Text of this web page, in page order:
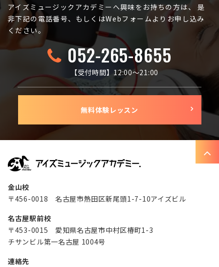
アイズミュージックアカデミーへ興味をお持ちの方は、
是
非下記の電話番号、もしくはWebフォームよりお申し込み
ください。
052-265-8655
【受付時間】12:00〜21:00
無料体験レッスン
金山校
〒456-0018 名古屋市熱田区新尾頭1-7-10アイズビル
名古屋駅前校
〒453-0015 愛知県名古屋市中村区椿町1-3
チサンビル第一名古屋 1004号
連絡先